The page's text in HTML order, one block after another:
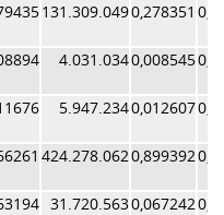
131.309.0490,278351
4.031.0340,008545
5.947.2340,012607
424.278.0620,899392
31.720.5630,067242